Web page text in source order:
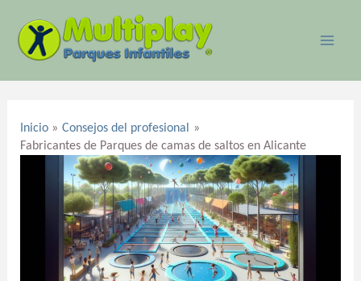
contenido
Inicio
Consejos del profesional
Fabricantes de Parques de camas de saltos en Alicante
entradas